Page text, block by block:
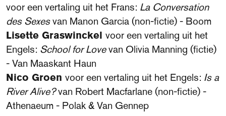
voor een vertaling uit het Frans: La Conversation
des Sexesvan Manon Garcia (non-fictie) - Boom
Lisette Graswinckel voor een vertaling uit het
Engels: School for Lovevan Olivia Manning (fictie)
- Van Maaskant Haun
Nico Groen voor een vertaling uit het Engels: Is a
River Alive?van Robert Macfarlane (non-fictie) -
Athenaeum - Polak & Van Gennep